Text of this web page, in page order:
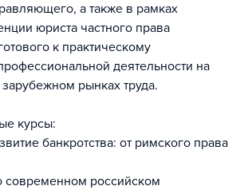
а также в рамках
юриста частного права
к практическому
деятельности на
рынках труда.
курсы:
банкротства: от римского права
российском